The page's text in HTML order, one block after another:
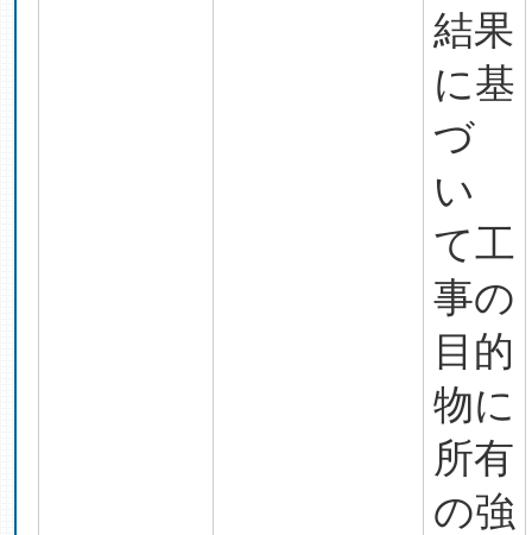
結果
に基
づ
い
て工
事の
目的
物に
所有
の強